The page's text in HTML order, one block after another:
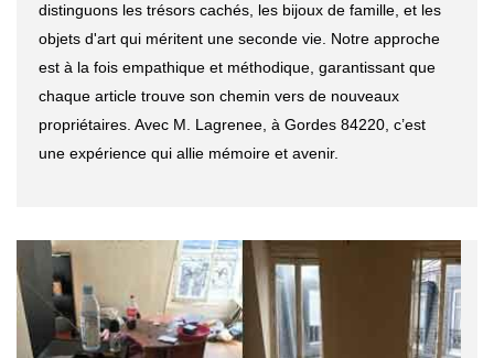
distinguons les trésors cachés, les bijoux de famille, et les
objets d'art qui méritent une seconde vie. Notre approche
est à la fois empathique et méthodique, garantissant que
chaque article trouve son chemin vers de nouveaux
propriétaires. Avec M. Lagrenee, à Gordes 84220, c’est
une expérience qui allie mémoire et avenir.